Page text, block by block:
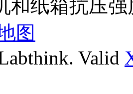
和纸箱抗压
图
Valid